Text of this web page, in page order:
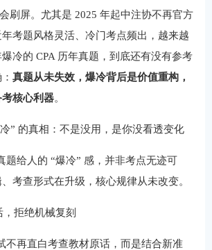
刷屏。尤其是 2025 年起中注协不再官方
考题风格灵活、冷门考点频出，越来越
冷的 CPA 历年真题，到底还有没有参考
真题从未失效，爆冷背后是价值重构，
核心利器。
” 的真相：不是没用，是你没看透变化
题给人的 “爆冷” 感，并非考点无迹可
考查形式在升级，核心规律从未改变。
拒绝机械复刻
不再直白考查教材原话，而是结合新准